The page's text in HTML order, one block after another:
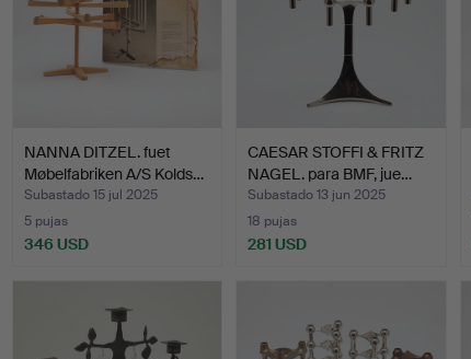
NANNA DITZEL. fuet
Møbelfabriken A/S Kolds…
Subastado 15 jul 2025
5 pujas
346 USD
CAESAR STOFFI & FRITZ
NAGEL. para BMF, jue…
Subastado 13 jun 2025
18 pujas
281 USD